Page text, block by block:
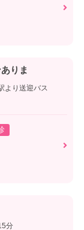
りま
より送迎バス
分